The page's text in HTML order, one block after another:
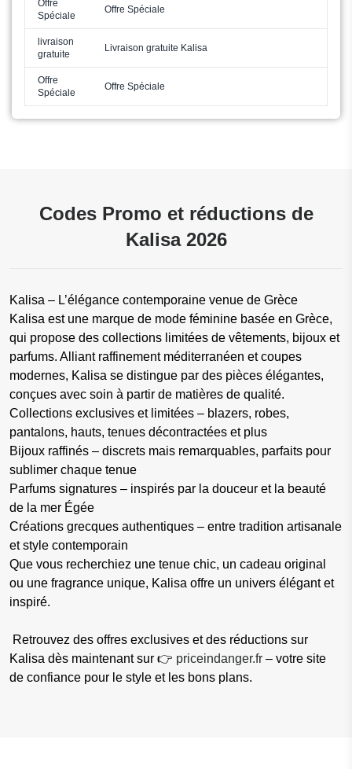
Offre
Spéciale
Offre Spéciale
livraison
gratuite
Livraison gratuite Kalisa
Offre
Spéciale
Offre Spéciale
Codes Promo et réductions de
Kalisa 2026
Kalisa – L’élégance contemporaine venue de Grèce
Kalisa est une marque de mode féminine basée en Grèce,
qui propose des collections limitées de vêtements, bijoux et
parfums. Alliant raffinement méditerranéen et coupes
modernes, Kalisa se distingue par des pièces élégantes,
conçues avec soin à partir de matières de qualité.
Collections exclusives et limitées – blazers, robes,
pantalons, hauts, tenues décontractées et plus
Bijoux raffinés – discrets mais remarquables, parfaits pour
sublimer chaque tenue
Parfums signatures – inspirés par la douceur et la beauté
de la mer Égée
Créations grecques authentiques – entre tradition artisanale
et style contemporain
Que vous recherchiez une tenue chic, un cadeau original
ou une fragrance unique, Kalisa offre un univers élégant et
inspiré.
Retrouvez des offres exclusives et des réductions sur
Kalisa dès maintenant sur 👉 priceindanger.fr – votre site
de confiance pour le style et les bons plans.